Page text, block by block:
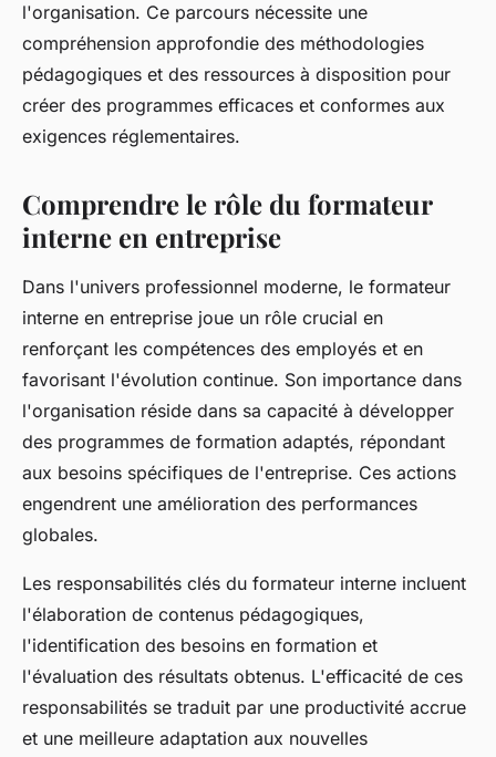
l'organisation. Ce parcours nécessite une
compréhension approfondie des méthodologies
pédagogiques et des ressources à disposition pour
créer des programmes efficaces et conformes aux
exigences réglementaires.
Comprendre le rôle du formateur
interne en entreprise
Dans l'univers professionnel moderne, le formateur
interne en entreprise joue un rôle crucial en
renforçant les compétences des employés et en
favorisant l'évolution continue. Son importance dans
l'organisation réside dans sa capacité à développer
des programmes de formation adaptés, répondant
aux besoins spécifiques de l'entreprise. Ces actions
engendrent une amélioration des performances
globales.
Les responsabilités clés du formateur interne incluent
l'élaboration de contenus pédagogiques,
l'identification des besoins en formation et
l'évaluation des résultats obtenus. L'efficacité de ces
responsabilités se traduit par une productivité accrue
et une meilleure adaptation aux nouvelles